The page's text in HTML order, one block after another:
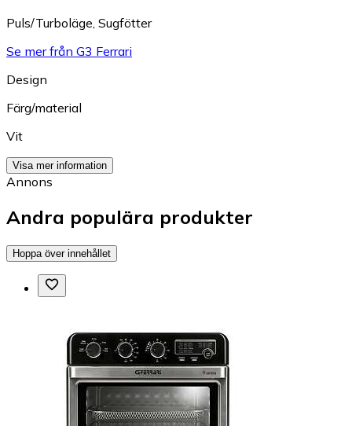
Puls/Turboläge, Sugfötter
Se mer från G3 Ferrari
Design
Färg/material
Vit
Visa mer information
Annons
Andra populära produkter
Hoppa över innehållet